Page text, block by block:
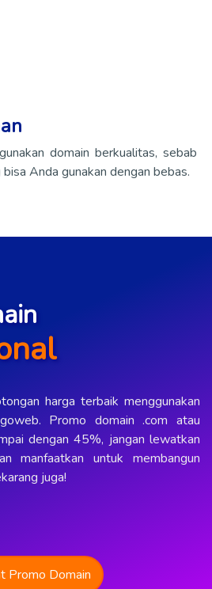
domain berkualitas, sebab
Anda gunakan dengan bebas.
harga terbaik menggunakan
Promo domain .com atau
dengan 45%, jangan lewatkan
manfaatkan untuk membangun
juga!
Promo Domain